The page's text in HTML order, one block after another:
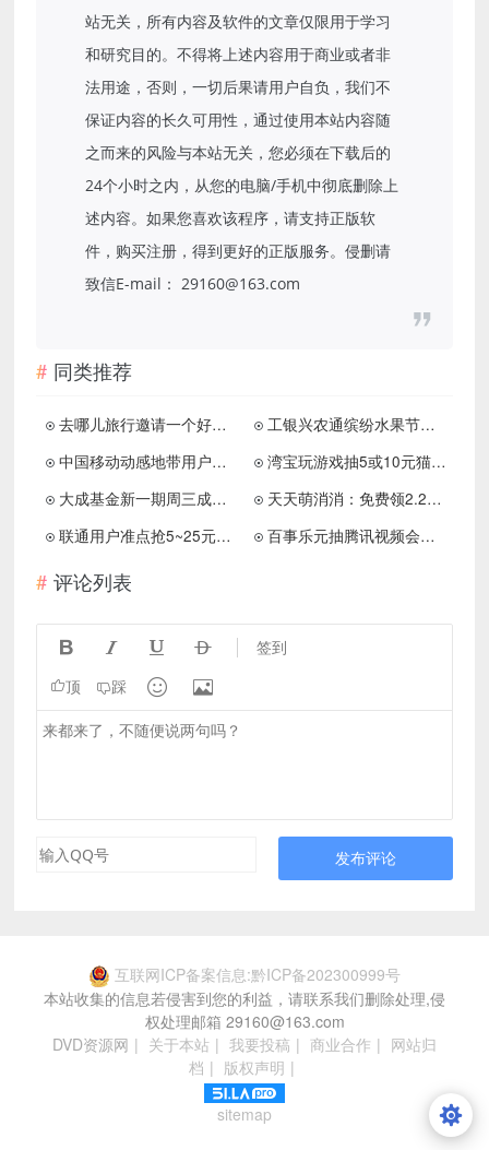
站无关，所有内容及软件的文章仅限用于学习
和研究目的。不得将上述内容用于商业或者非
法用途，否则，一切后果请用户自负，我们不
保证内容的长久可用性，通过使用本站内容随
之而来的风险与本站无关，您必须在下载后的
24个小时之内，从您的电脑/手机中彻底删除上
述内容。如果您喜欢该程序，请支持正版软
件，购买注册，得到更好的正版服务。侵删请
致信E-mail： 29160@163.com
同类推荐
去哪儿旅行邀请一个好友送1元红包
工银兴农通缤纷水果节抽5元微信立减金
中国移动动感地带用户免费领30天咪咕音乐白金会员
湾宝玩游戏抽5或10元猫超卡
大成基金新一期周三成有礼抽随机红包亲测1.88元
天天萌消消：免费领2.2元！
联通用户准点抢5~25元话费券
百事乐元抽腾讯视频会员5天
评论列表
    签到
顶 踩  
发布评论
互联网ICP备案信息:黔ICP备202300999号
本站收集的信息若侵害到您的利益，请联系我们删除处理,侵
权处理邮箱 29160@163.com
DVD资源网 | 关于本站 | 我要投稿 | 商业合作 | 网站归
档 | 版权声明 |
sitemap